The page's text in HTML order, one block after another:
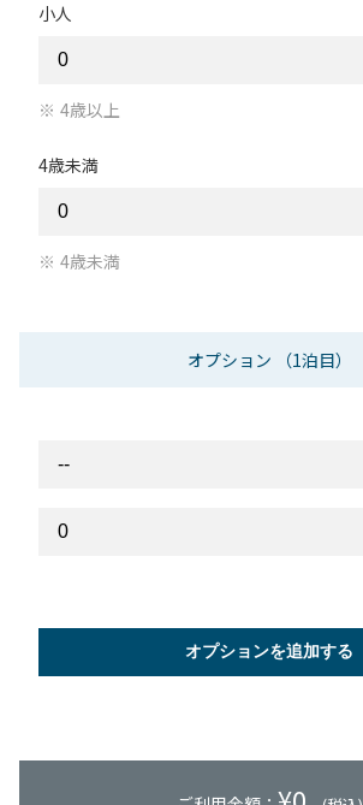
小人
4歳以上
4歳未満
4歳未満
オプション （1泊目）
オプションを追加する